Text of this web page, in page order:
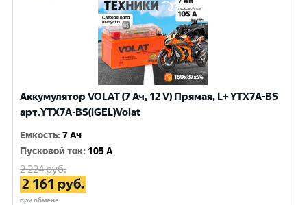
Аккумулятор VOLAT (7 Ач, 12 V) Прямая, L+ YTX7A-BS
арт.YTX7A-BS(iGEL)Volat
Емкость:7 Ач
Пусковой ток: 105 A
2 224руб.
2 161 руб.
при обмене